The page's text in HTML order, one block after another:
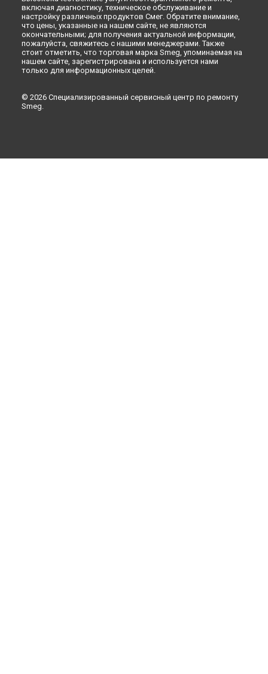
Ремонт электропроводки винного шкафа Smeg в
Набережных Челнах
Ремонт электропроводки винного шкафа Smeg в
включая диагностику, техническое обслуживание и
настройку различных продуктов Смег. Обратите внимание,
что цены, указанные на нашем сайте, не являются
окончательными; для получения актуальной информации,
пожалуйста, свяжитесь с нашими менеджерами. Также
стоит отметить, что торговая марка Smeg, упоминаемая на
нашем сайте, зарегистрирована и используется нами
только для информационных целей.
© 2026 Специализированный сервисный центр по ремонту
Smeg.